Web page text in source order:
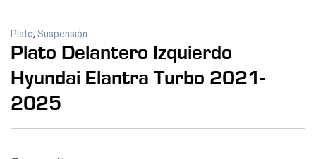
Plato, Suspensión
Plato Delantero Izquierdo
Hyundai Elantra Turbo 2021-
2025